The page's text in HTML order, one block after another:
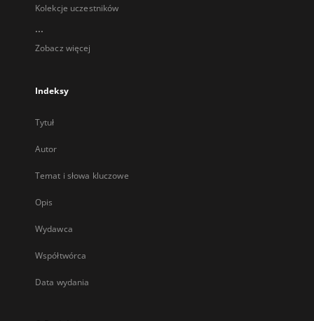
Kolekcje uczestników
...
Zobacz więcej
Indeksy
Tytuł
Autor
Temat i słowa kluczowe
Opis
Wydawca
Współtwórca
Data wydania